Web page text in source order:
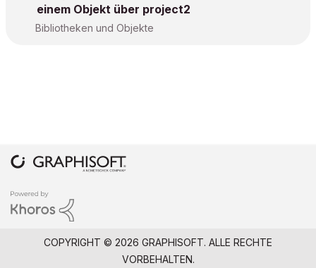
einem Objekt über project2
Bibliotheken und Objekte
COPYRIGHT © 2026 GRAPHISOFT. ALLE RECHTE
VORBEHALTEN.